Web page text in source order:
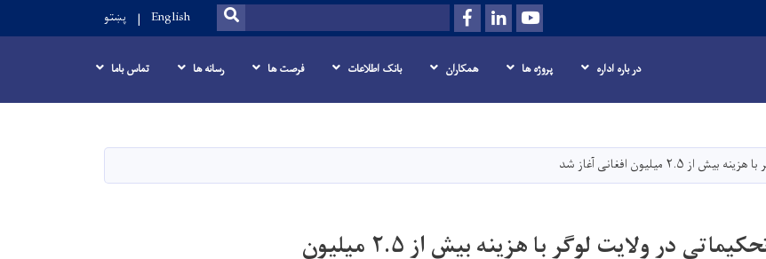
main
content
Youtube
LinkedIn
Facebook
Search
SEARCH
English پښتو
در باره اداره پروژه ها همکاران بانک اطلاعات فرصت ها رسانه ها تماس باما
میلیون افغانی آغاز شد
کار ساخت دیوار تحکیماتی در ولایت لوگر با هزینه بیش از ۲.۵ میلیون